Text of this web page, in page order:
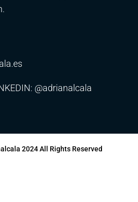
@adrianalcala
2024 All Rights Reserved